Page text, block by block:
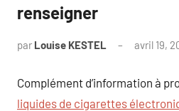
renseigner
par Louise KESTEL avril 19,
Complément d’information à
liquides de cigarettes